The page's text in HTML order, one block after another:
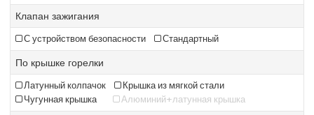
Клапан зажигания
С устройством безопасности Стандартный
По крышке горелки
Латунный колпачок
Крышка из мягкой стали
Чугунная крышка
Алюминий+латунная крышка